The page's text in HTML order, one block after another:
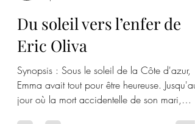
Mafolielivresque
1 min de lecture
Du soleil vers l’enfer de
Eric Oliva